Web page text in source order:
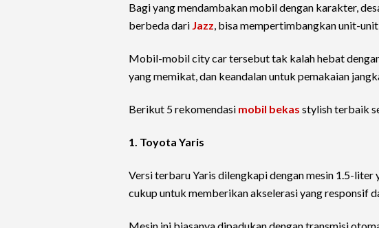
Bagi yang mendambakan mobil dengan karakter,
berbeda dari Jazz, bisa mempertimbangkan unit-
Mobil-mobil city car tersebut tak kalah hebat
yang memikat, dan keandalan untuk pemakaian
Berikut 5 rekomendasi mobil bekas stylish terbaik
1. Toyota Yaris
Versi terbaru Yaris dilengkapi dengan mesin 1.5-liter
cukup untuk memberikan akselerasi yang responsif